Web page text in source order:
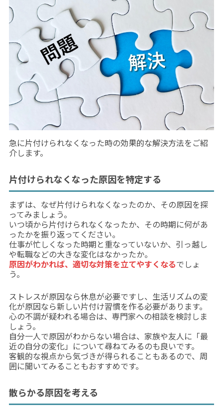
急に片付けられなくなった時の効果的な解決方法をご紹
介します。
片付けられなくなった原因を特定する
まずは、なぜ片付けられなくなったのか、その原因を探
ってみましょう。
いつ頃から片付けられなくなったか、その時期に何があ
ったかを振り返ってください。
仕事が忙しくなった時期と重なっていないか、引っ越し
や転職などの大きな変化はなかったか。
原因がわかれば、適切な対策を立てやすくなるでしょ
う。
ストレスが原因なら休息が必要ですし、生活リズムの変
化が原因なら新しい片付け習慣を作る必要があります。
心の不調が疑われる場合は、専門家への相談を検討しま
しょう。
自分一人で原因がわからない場合は、家族や友人に「最
近の自分の変化」について尋ねてみるのも良いです。
客観的な視点から気づきが得られることもあるので、周
囲に聞いてみることもおすすめです。
散らかる原因を考える